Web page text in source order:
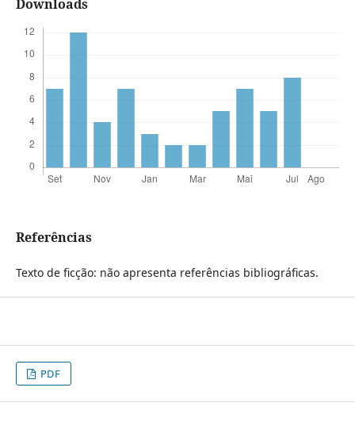
Downloads
Referências
Texto de ficção: não apresenta referências bibliográficas.
PDF